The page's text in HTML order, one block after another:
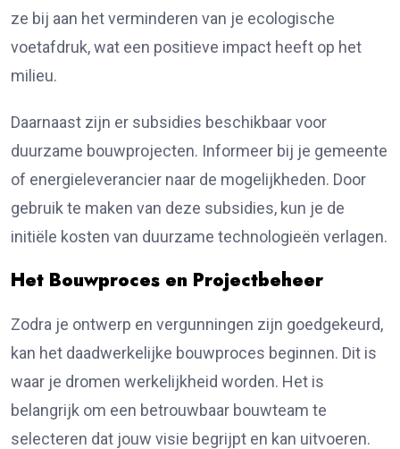
ze bij aan het verminderen van je ecologische
voetafdruk, wat een positieve impact heeft op het
milieu.
Daarnaast zijn er subsidies beschikbaar voor
duurzame bouwprojecten. Informeer bij je gemeente
of energieleverancier naar de mogelijkheden. Door
gebruik te maken van deze subsidies, kun je de
initiële kosten van duurzame technologieën verlagen.
Het Bouwproces en Projectbeheer
Zodra je ontwerp en vergunningen zijn goedgekeurd,
kan het daadwerkelijke bouwproces beginnen. Dit is
waar je dromen werkelijkheid worden. Het is
belangrijk om een betrouwbaar bouwteam te
selecteren dat jouw visie begrijpt en kan uitvoeren.